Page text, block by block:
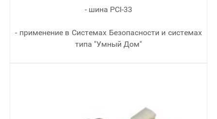
- шина PCI-33
- применение в Cистемах Безопасности и системах
типа "Умный Дом"